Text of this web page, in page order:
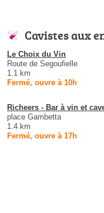
Cavistes aux
Le Choix du Vin
Route de Segoufielle
1.1 km
Fermé, ouvre à 10h
Richeers - Bar à vin et
place Gambetta
1.4 km
Fermé, ouvre à 17h